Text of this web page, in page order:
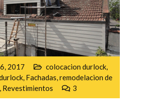
2017 colocacion durlock,
, Fachadas,remodelacion de
, Revestimientos 3